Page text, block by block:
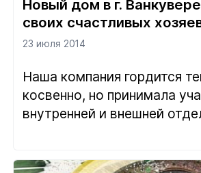
Новый дом в г.
своих счастливых
23 июля 2014
Наша компания гордится
косвенно, но принимала
внутренней и внешней